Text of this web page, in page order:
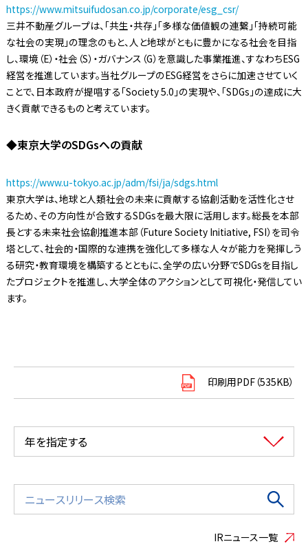
https://www.mitsuifudosan.co.jp/corporate/esg_csr/
三井不動産グループは、「共生・共存」「多様な価値観の連繋」「持続可能
な社会の実現」の理念のもと、人と地球がともに豊かになる社会を目指
し、環境（E）・社会（S）・ガバナンス（G）を意識した事業推進、すなわちESG
経営を推進しています。当社グループのESG経営をさらに加速させていく
ことで、日本政府が提唱する「Society 5.0」の実現や、「SDGs」の達成に大
きく貢献できるものと考えています。
◆東京大学のSDGsへの貢献
https://www.u-tokyo.ac.jp/adm/fsi/ja/sdgs.html
東京大学は、地球と人類社会の未来に貢献する協創活動を活性化させ
るため、その方向性が合致するSDGsを最大限に活用します。総長を本部
長とする未来社会協創推進本部（Future Society Initiative, FSI）を司令
塔として、社会的・国際的な連携を強化して多様な人々が能力を発揮しう
る研究・教育環境を構築するとともに、全学の広い分野でSDGsを目指し
たプロジェクトを推進し、大学全体のアクションとして可視化・発信してい
ます。
印刷用PDF（535KB）
年を指定する
IRニュース一覧